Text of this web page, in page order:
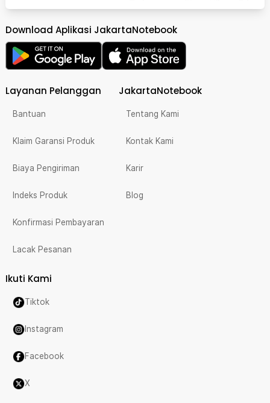
Download Aplikasi JakartaNotebook
Layanan Pelanggan
Bantuan
Klaim Garansi Produk
Biaya Pengiriman
Indeks Produk
Konfirmasi Pembayaran
Lacak Pesanan
JakartaNotebook
Tentang Kami
Kontak Kami
Karir
Blog
Ikuti Kami
Tiktok
Instagram
Facebook
X